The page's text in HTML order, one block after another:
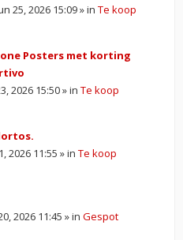
25, 2026 15:09 » in Te koop
Posters met korting
2026 15:50 » in Te koop
2026 11:55 » in Te koop
2026 11:45 » in Gespot